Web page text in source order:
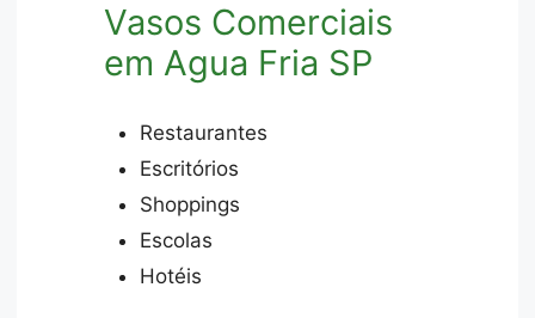
Vasos Comerciais
em Agua Fria SP
Restaurantes
Escritórios
Shoppings
Escolas
Hotéis